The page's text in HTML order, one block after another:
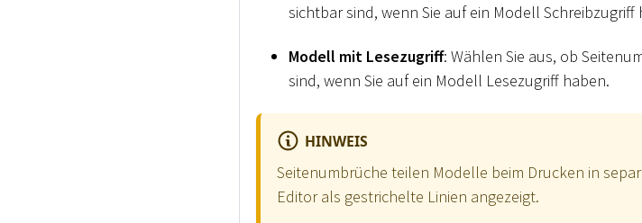
sichtbar sind, wenn Sie auf ein Modell Schreibzugriff
Modell mit Lesezugriff: Wählen Sie aus, ob
sind, wenn Sie auf ein Modell Lesezugriff haben.
HINWEIS
Seitenumbrüche teilen Modelle beim Drucken in
Editor als gestrichelte Linien angezeigt.